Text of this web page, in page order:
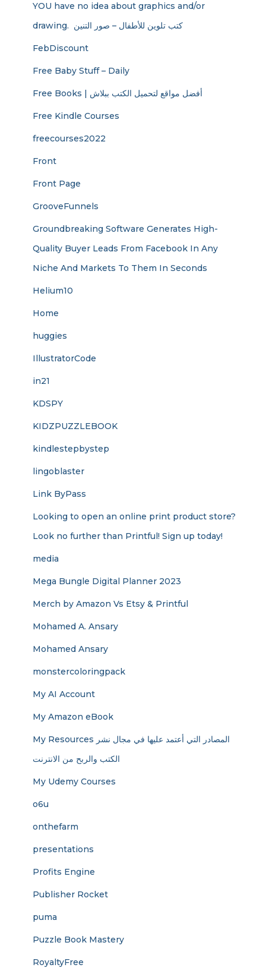
YOU have no idea about graphics and/or
drawing. ​ كتب تلوين للأطفال – صور التنين
FebDiscount
Free Baby Stuff – Daily
Free Books | أفضل مواقع لتحميل الكتب ببلاش
Free Kindle Courses
freecourses2022
Front
Front Page
GrooveFunnels
Groundbreaking Software Generates High-
Quality Buyer Leads From Facebook In Any
Niche And Markets To Them In Seconds
Helium10
Home
huggies
IllustratorCode
in21
KDSPY
KIDZPUZZLEBOOK
kindlestepbystep
lingoblaster
Link ByPass
Looking to open an online print product store?
Look no further than Printful! Sign up today!
media
Mega Bungle Digital Planner 2023
Merch by Amazon Vs Etsy & Printful
Mohamed A. Ansary
Mohamed Ansary
monstercoloringpack
My AI Account
My Amazon eBook
My Resources المصادر التي أعتمد عليها في مجال نشر
الكتب والربح من الانترنت
My Udemy Courses
o6u
onthefarm
presentations
Profits Engine
Publisher Rocket
puma
Puzzle Book Mastery
RoyaltyFree